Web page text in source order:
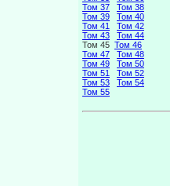
Том 37
Том 38
Том 39
Том 40
Том 41
Том 42
Том 43
Том 44
Том 45 Том 46
Том 47
Том 48
Том 49
Том 50
Том 51
Том 52
Том 53
Том 54
Том 55